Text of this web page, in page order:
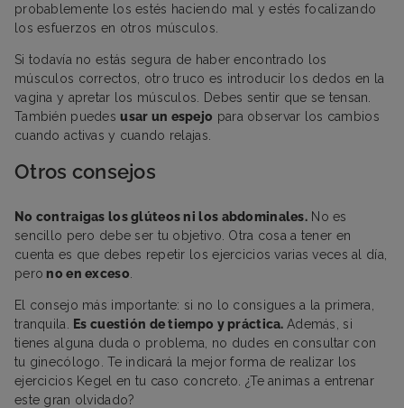
probablemente los estés haciendo mal y estés focalizando
los esfuerzos en otros músculos.
Si todavía no estás segura de haber encontrado los
músculos correctos, otro truco es introducir los dedos en la
vagina y apretar los músculos. Debes sentir que se tensan.
También puedesusar un espejo para observar los cambios
cuando activas y cuando relajas.
Otros consejos
No contraigas los glúteos ni los abdominales.No es
sencillo pero debe ser tu objetivo. Otra cosa a tener en
cuenta es que debes repetir los ejercicios varias veces al día,
pero no en exceso
El consejo más importante: si no lo consigues a la primera,
tranquila.
Es cuestión de tiempo y práctica. Además, si
tienes alguna duda o problema, no dudes en consultar con
tu ginecólogo. Te indicará la mejor forma de realizar los
ejercicios Kegel en tu caso concreto. ¿Te animas a entrenar
este gran olvidado?